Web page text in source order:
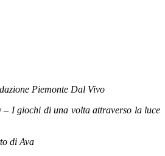
Piemonte Dal Vivo
– I giochi di una volta attraverso la luce
di Ava